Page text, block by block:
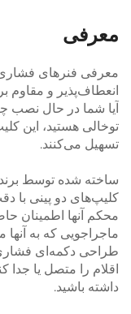
معرفی
معرفی فنرهای
انعطاف‌پذیر و مقاوم
آیا شما در حال نصب
توخالی هستید، این
تسهیل می‌کنند.
ساخته شده توسط
کلیپ‌های دو پینی با
محکم آنها اطمینان
ماجراجویی که به
طراحی دکمه‌ای
اقلام را متصل یا جدا
داشته باشید.